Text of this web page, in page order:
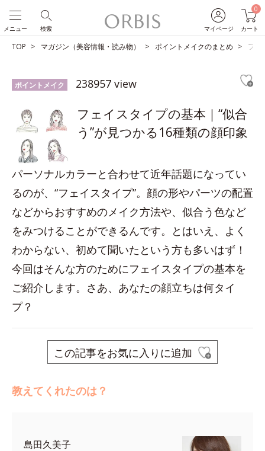
マイページ
0
カート
検索
メニュー
TOP マガジン（美容情報・読み物） ポイントメイクのまとめ フェ
ポイントメイク 238957 view
フェイスタイプの基本｜“似合
う”が見つかる16種類の顔印象
パーソナルカラーと合わせて近年話題になってい
るのが、“フェイスタイプ”。顔の形やパーツの配置
などからおすすめのメイク方法や、似合う色など
をみつけることができるんです。とはいえ、よく
わからない、初めて聞いたという方も多いはず！
今回はそんな方のためにフェイスタイプの基本を
ご紹介します。さあ、あなたの顔立ちは何タイ
プ？
この記事をお気に入りに追加
教えてくれたのは？
島田久美子